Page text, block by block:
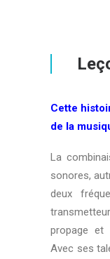
Cette
de la
La
sonores,
deux
propage et
Avec ses